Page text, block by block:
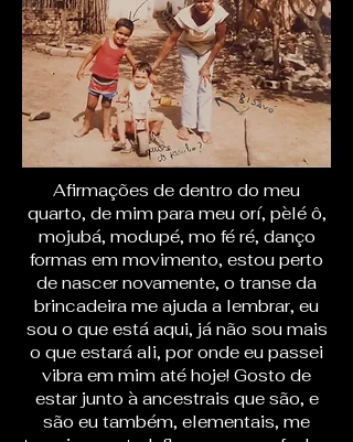
Afirmações de dentro do meu
quarto, de mim para meu orí, pèlé ô,
mojubá, modupé, mo fé ré, danço
formas em movimento, estou perto
de nascer novamente, o transe da
brincadeira me ajuda a lembrar, eu
sou o que está aqui, já não sou mais
o que estará ali, por onde eu passei
vibra em mim até hoje! Gosto de
estar junto à ancestrais que são, e
são eu também, elementais, me